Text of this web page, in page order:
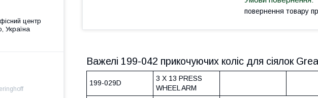
повернення товару
Важелі 199-042 прикочуючих коліс для сіялок
199-029D
3 X 13 PRESS
WHEEL ARM
центр
Україна